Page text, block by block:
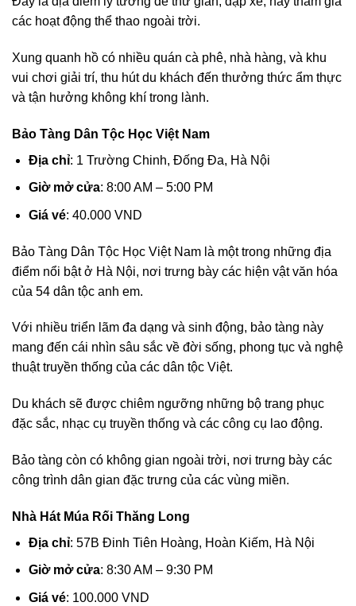
các hoạt động thể thao ngoài trời.
Xung quanh hồ có nhiều quán cà phê, nhà hàng, và khu
vui chơi giải trí, thu hút du khách đến thưởng thức ẩm thực
và tận hưởng không khí trong lành.
Bảo Tàng Dân Tộc Học Việt Nam
Địa chỉ: 1 Trường Chinh, Đống Đa, Hà Nội
Giờ mở cửa: 8:00 AM – 5:00 PM
Giá vé: 40.000 VND
Bảo Tàng Dân Tộc Học Việt Nam là một trong những địa
điểm nổi bật ở Hà Nội, nơi trưng bày các hiện vật văn hóa
của 54 dân tộc anh em.
Với nhiều triển lãm đa dạng và sinh động, bảo tàng này
mang đến cái nhìn sâu sắc về đời sống, phong tục và nghệ
thuật truyền thống của các dân tộc Việt.
Du khách sẽ được chiêm ngưỡng những bộ trang phục
đặc sắc, nhạc cụ truyền thống và các công cụ lao động.
Bảo tàng còn có không gian ngoài trời, nơi trưng bày các
công trình dân gian đặc trưng của các vùng miền.
Nhà Hát Múa Rối Thăng Long
Địa chỉ: 57B Đinh Tiên Hoàng, Hoàn Kiếm, Hà Nội
Giờ mở cửa: 8:30 AM – 9:30 PM
Giá vé: 100.000 VND